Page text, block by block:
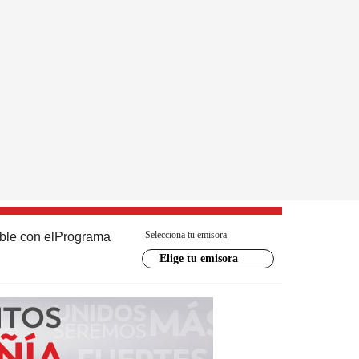
con el Programa Selecciona tu emisora
Elige tu emisora